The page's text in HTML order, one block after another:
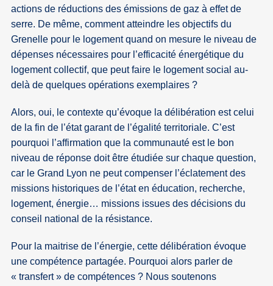
actions de réductions des émissions de gaz à effet de
serre. De même, comment atteindre les objectifs du
Grenelle pour le logement quand on mesure le niveau de
dépenses nécessaires pour l’efficacité énergétique du
logement collectif, que peut faire le logement social au-
delà de quelques opérations exemplaires ?
Alors, oui, le contexte qu’évoque la délibération est celui
de la fin de l’état garant de l’égalité territoriale. C’est
pourquoi l’affirmation que la communauté est le bon
niveau de réponse doit être étudiée sur chaque question,
car le Grand Lyon ne peut compenser l’éclatement des
missions historiques de l’état en éducation, recherche,
logement, énergie… missions issues des décisions du
conseil national de la résistance.
Pour la maitrise de l’énergie, cette délibération évoque
une compétence partagée. Pourquoi alors parler de
« transfert » de compétences ? Nous soutenons